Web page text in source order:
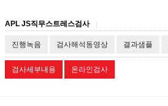
APL JS직무스트레스검사
진행녹음 검사해석동영상 결과샘플
검사세부내용 온라인검사